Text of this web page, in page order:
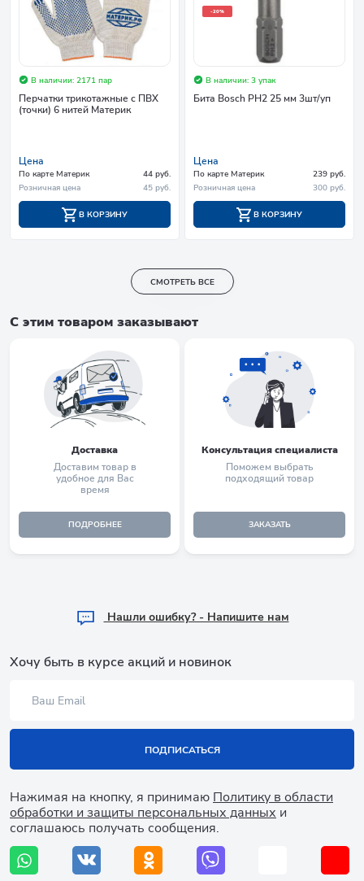
В наличии: 2171 пар
Перчатки трикотажные с ПВХ
(точки) 6 нитей Материк
Цена
По карте Материк
44 руб.
Розничная цена
45 руб.
В КОРЗИНУ
-20%
В наличии: 3 упак
Бита Bosch PH2 25 мм 3шт/уп
Цена
По карте Материк
239 руб.
Розничная цена
300 руб.
В КОРЗИНУ
СМОТРЕТЬ ВСЕ
С этим товаром заказывают
Доставка
Доставим товар в
удобное для Вас
время
ПОДРОБНЕЕ
Консультация специалиста
Поможем выбрать
подходящий товар
ЗАКАЗАТЬ
Hашли ошибку? - Напишите нам
Хочу быть в курсе акций и новинок
ПОДПИСАТЬСЯ
Нажимая на кнопку, я принимаю Политику в области
обработки и защиты персональных данных и
соглашаюсь получать сообщения.